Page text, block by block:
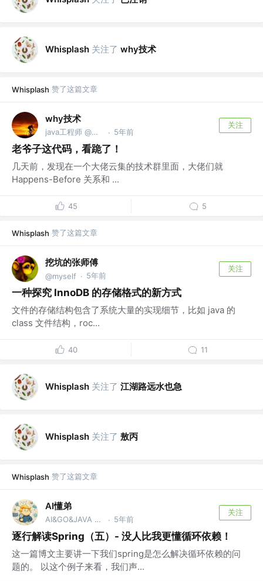
Whisplash 关注了 why技术
Whisplash 赞了这篇文章
why技术
java工程师 @公众号【why技术】 · 5年前
关注
老爷子这代码，看跪了！
几天前，发现在一个大佬云集的技术群里面，大佬们就
Happens-Before 关系和 ...
45 5
Whisplash 赞了这篇文章
挖坑的张师傅
@myself · 5年前
关注
一种探究 InnoDB 的存储格式的新方式
文件的存储结构包含了系统大量的实现细节，比如 java 的
class 文件结构，roc...
40 11
Whisplash 关注了 江湖路远水也急
Whisplash 关注了 敖丙
Whisplash 赞了这篇文章
AI懂弟
AI&GO&JAVA @互联网 · 5年前
关注
逐行解读Spring（五）- 没人比我更懂循环依赖！
这一篇博文主要讲一下我们spring是怎么解决循环依赖的问
题的。 以这个例子来看，我们声...